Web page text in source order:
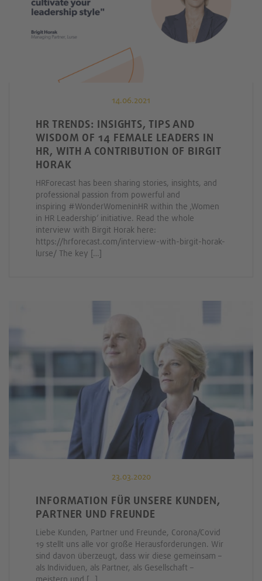
14.06.2021
HR TRENDS: INSIGHTS, TIPS AND
WISDOM OF 14 FEMALE LEADERS IN
HR, WITH A CONTRIBUTION OF BIRGIT
HORAK
HRForecast has been sharing stories, insights, and
professional passion from powerful and
inspiring #WonderWomeninHR within the ‚Women
in HR Leadership‘ initiative. Read the whole
interview with Birgit Horak here:
https://hrforecast.com/interview-with-birgit-horak-
lurse/ The key […]
23.03.2020
INFORMATION FÜR UNSERE KUNDEN,
PARTNER UND FREUNDE
Liebe Kunden, Partner und Freunde, Corona/Covid
19 stellt uns alle vor große Herausforderungen. Wir
sind davon überzeugt, dass wir diese gemeinsam –
als Individuen, als Partner, als Gesellschaft –